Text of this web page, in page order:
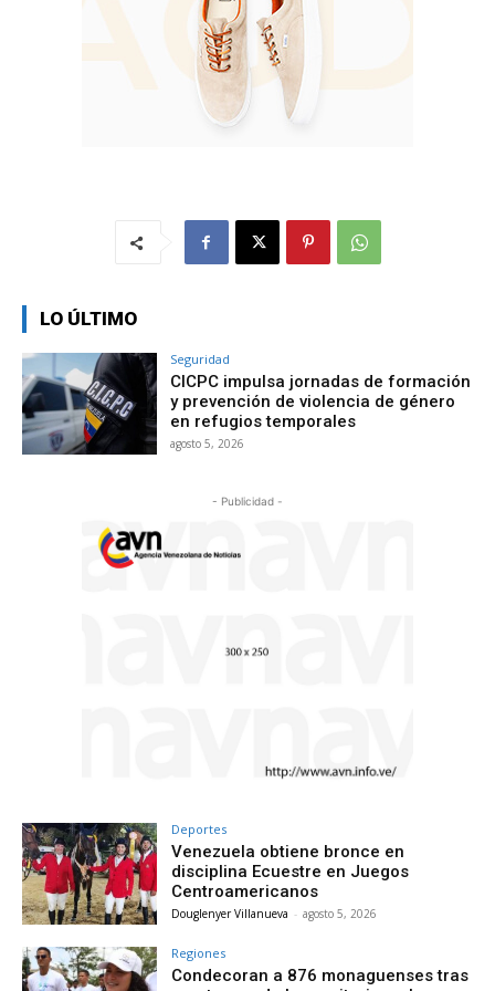
LO ÚLTIMO
Seguridad
CICPC impulsa jornadas de formación
y prevención de violencia de género
en refugios temporales
agosto 5, 2026
- Publicidad -
Deportes
Venezuela obtiene bronce en
disciplina Ecuestre en Juegos
Centroamericanos
Douglenyer Villanueva - agosto 5, 2026
Regiones
Condecoran a 876 monaguenses tras